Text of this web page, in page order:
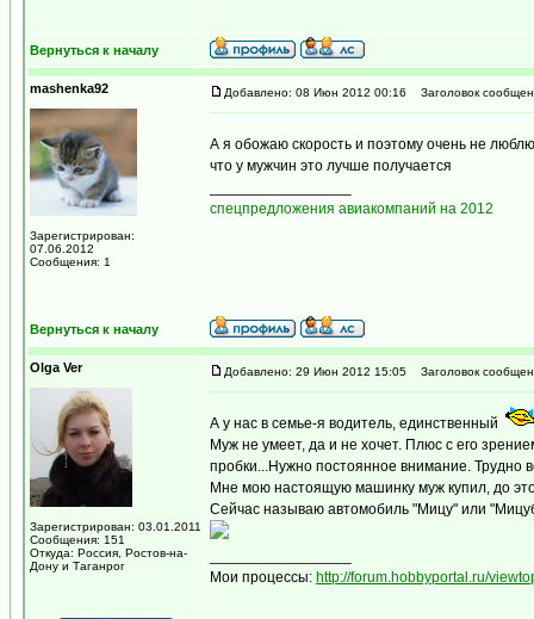
Вернуться к началу
mashenka92
Зарегистрирован:
07.06.2012
Сообщения: 1
Добавлено: 08 Июн 2012 00:16 Заголовок
А я обожаю скорость и поэтому очень не
что у мужчин это лучше получается
спецпредложения авиакомпаний на 2012
Вернуться к началу
Olga Ver
Зарегистрирован: 03.01.2011
Сообщения: 151
Откуда: Россия, Ростов-на-
Дону и Таганрог
Добавлено: 29 Июн 2012 15:05 Заголовок
А у нас в семье-я водитель, единственный
Муж не умеет, да и не хочет. Плюс с его
пробки...Нужно постоянное внимание. Трудно
Мне мою настоящую машинку муж купил, до
Сейчас называю автомобиль "Мицу" или
Мои процессы: http://forum.hobbyportal.ru/